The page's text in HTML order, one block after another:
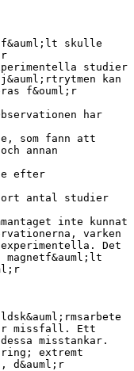
skulle
studier
kan
f&ouml;r
har
som fann att
annan
efter
antal studier
inte kunnat
varken
Det
missfall. Ett
misstankar.
extremt
d&auml;r